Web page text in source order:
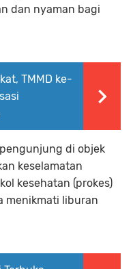
dan nyaman bagi
TMMD ke-
di objek
keselamatan
kesehatan (prokes)
menikmati liburan